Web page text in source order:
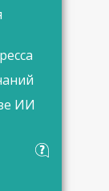
ИИ